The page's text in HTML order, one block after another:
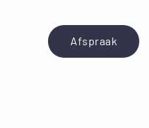
Afspraak